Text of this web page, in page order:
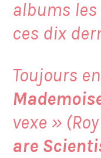
albums
ces dix
Toujours
vexe »
are